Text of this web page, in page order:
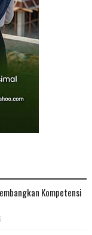
Kompetensi